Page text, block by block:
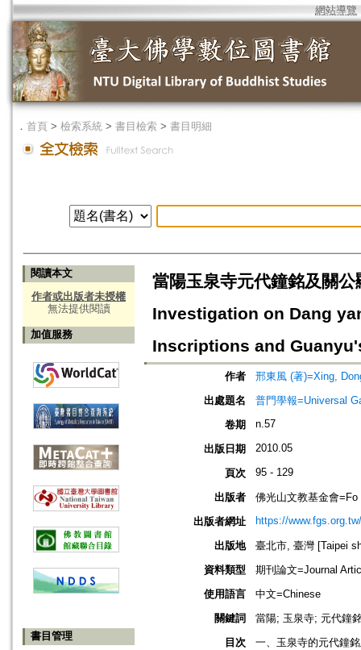
網站導覽
． 首頁 > 檢索系統 > 書目檢索 > 書目明細
閱讀本文
作者或出版者未授權
無法提供閱讀
加值服務
書目管理
當陽玉泉寺元代鐘銘及關
Investigation on Dang
Inscriptions and
作者
邢東風 (著)=Xing,
出處題名
普門學報=Universal
卷期
n.57
出版日期 2010.05
頁次 95 - 129
出版者
佛光山文教基金會
出版者網址
https://www.fgs.org.tw/
出版地
臺北市, 臺灣 [Taipei
資料類型
期刊論文=Journal
使用語言
中文=Chinese
關鍵詞
當陽; 玉泉寺; 元代鐘
目次
一、玉泉寺的元代鐘